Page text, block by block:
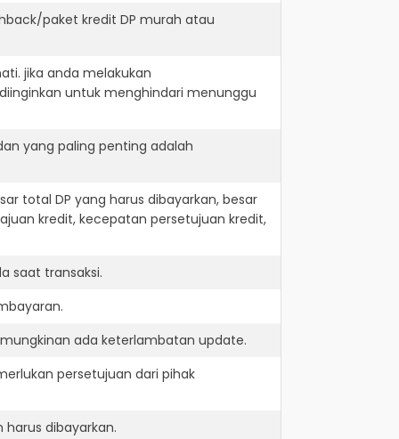
paket kredit DP murah atau
jika anda melakukan
untuk menghindari menunggu
yang paling penting adalah
total DP yang harus dibayarkan, besar
kredit, kecepatan persetujuan kredit,
saat transaksi.
ada keterlambatan update.
persetujuan dari pihak
dibayarkan.